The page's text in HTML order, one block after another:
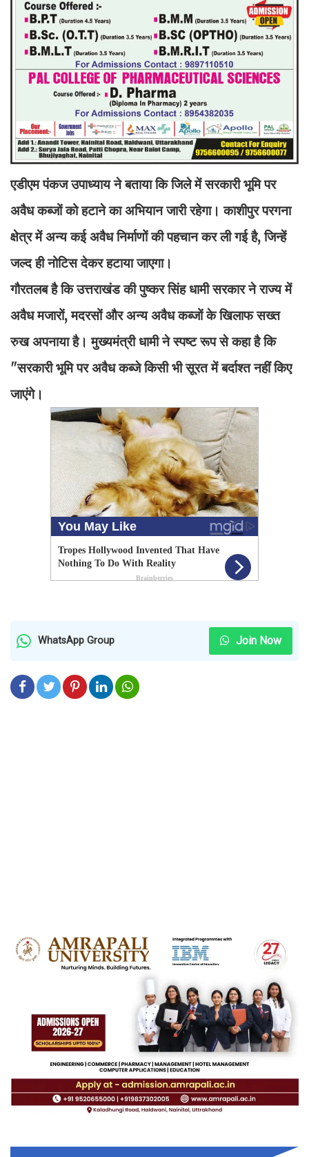
एडीएम पंकज उपाध्याय ने बताया कि जिले में सरकारी भूमि पर
अवैध कब्जों को हटाने का अभियान जारी रहेगा। काशीपुर परगना
क्षेत्र में अन्य कई अवैध निर्माणों की पहचान कर ली गई है, जिन्हें
जल्द ही नोटिस देकर हटाया जाएगा।
गौरतलब है कि उत्तराखंड की पुष्कर सिंह धामी सरकार ने राज्य में
अवैध मजारों, मदरसों और अन्य अवैध कब्जों के खिलाफ सख्त
रुख अपनाया है। मुख्यमंत्री धामी ने स्पष्ट रूप से कहा है कि
"सरकारी भूमि पर अवैध कब्जे किसी भी सूरत में बर्दाश्त नहीं किए
जाएंगे।
WhatsApp Group Join Now